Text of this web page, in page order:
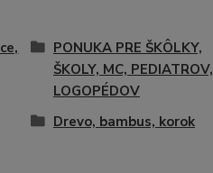
PONUKA PRE ŠKÔLKY,
ŠKOLY, MC, PEDIATROV,
LOGOPÉDOV
Drevo, bambus, korok